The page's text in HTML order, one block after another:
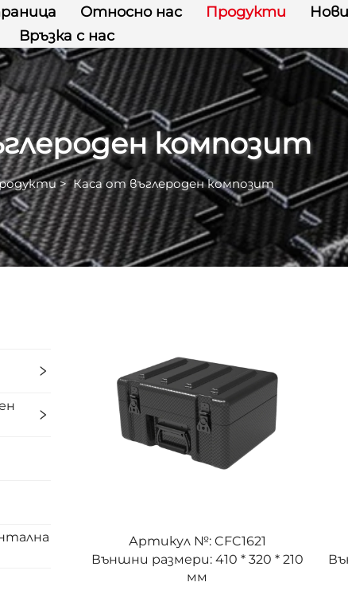
Относно нас Продукти
Връзка с нас
композит
>Каса от въглероден композит
Артикул №: CFC1621
Външни размери: 410 * 320 * 210
мм